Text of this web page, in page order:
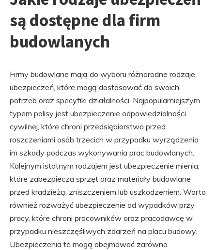
są dostępne dla firm
budowlanych
Firmy budowlane mają do wyboru różnorodne rodzaje
ubezpieczeń, które mogą dostosować do swoich
potrzeb oraz specyfiki działalności. Najpopularniejszym
typem polisy jest ubezpieczenie odpowiedzialności
cywilnej, które chroni przedsiębiorstwo przed
roszczeniami osób trzecich w przypadku wyrządzenia
im szkody podczas wykonywania prac budowlanych.
Kolejnym istotnym rodzajem jest ubezpieczenie mienia,
które zabezpiecza sprzęt oraz materiały budowlane
przed kradzieżą, zniszczeniem lub uszkodzeniem. Warto
również rozważyć ubezpieczenie od wypadków przy
pracy, które chroni pracowników oraz pracodawcę w
przypadku nieszczęśliwych zdarzeń na placu budowy.
Ubezpieczenia te mogą obejmować zarówno